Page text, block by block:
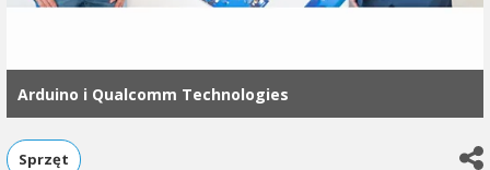
Arduino i Qualcomm Technologies
Sprzęt